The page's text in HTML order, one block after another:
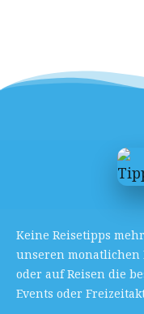
Keine Reisetipps
unseren monatlichen
oder auf Reisen die
Events oder